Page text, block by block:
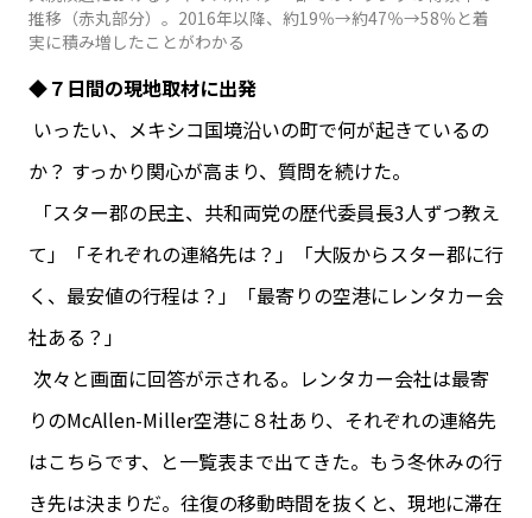
推移（赤丸部分）。2016年以降、約19％→約47％→58％と着
実に積み増したことがわかる
◆７日間の現地取材に出発
いったい、メキシコ国境沿いの町で何が起きているの
か？ すっかり関心が高まり、質問を続けた。
「スター郡の民主、共和両党の歴代委員長3人ずつ教え
て」「それぞれの連絡先は？」「大阪からスター郡に行
く、最安値の行程は？」「最寄りの空港にレンタカー会
社ある？」
次々と画面に回答が示される。レンタカー会社は最寄
りのMcAllen-Miller空港に８社あり、それぞれの連絡先
はこちらです、と一覧表まで出てきた。もう冬休みの行
き先は決まりだ。往復の移動時間を抜くと、現地に滞在